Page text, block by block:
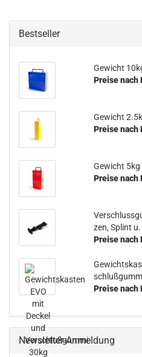
Bestseller
Ge­wicht
Preise nach
Ge­wicht
Preise nach
Ge­wicht 5kg
Preise nach
zen, Splint
Preise nach
Preise nach
Newsletter-Anmeldung